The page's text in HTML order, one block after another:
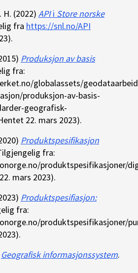
H. (2022) APIi Store norske
fra https://snl.no/API
Produksjon av basis
fra:
globalassets/
produksjon-av-basis-
geografisk-
22. mars 2023).
Produktspesifikasjon
fra:
produktspesifikasjoner/
mars 2023).
Produktspesifiasjon:
fra:
produktspesifikasjoner/
Geografisk informasjonssystem.